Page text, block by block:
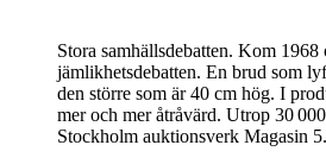
Stora samhällsdebatten. Kom
jämlikhetsdebatten. En brud som
den större som är 40 cm hög. I
mer och mer åtråvärd. Utrop 30
Stockholm auktionsverk Magasin 5.